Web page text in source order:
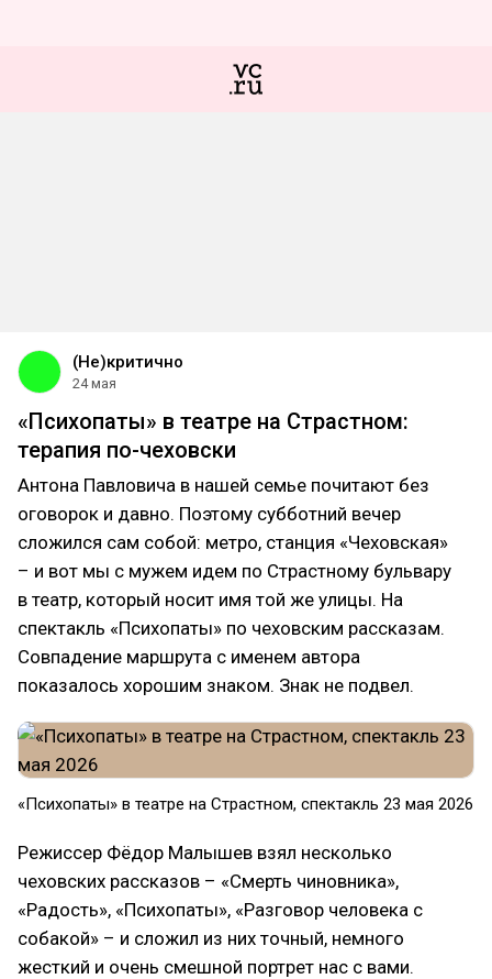
(Не)критично
24 мая
«Психопаты» в театре на Страстном:
терапия по-чеховски
Антона Павловича в нашей семье почитают без
оговорок и давно. Поэтому субботний вечер
сложился сам собой: метро, станция «Чеховская»
– и вот мы с мужем идем по Страстному бульвару
в театр, который носит имя той же улицы. На
спектакль «Психопаты» по чеховским рассказам.
Совпадение маршрута с именем автора
показалось хорошим знаком. Знак не подвел.
«Психопаты» в театре на Страстном, спектакль 23 мая 2026
Режиссер Фёдор Малышев взял несколько
чеховских рассказов – «Смерть чиновника»,
«Радость», «Психопаты», «Разговор человека с
собакой» – и сложил из них точный, немного
жесткий и очень смешной портрет нас с вами.